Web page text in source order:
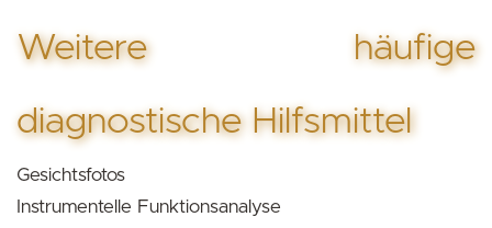
Weitere häufige
diagnostische Hilfsmittel
Gesichtsfotos
Instrumentelle Funktionsanalyse